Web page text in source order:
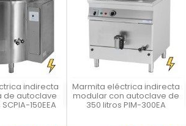
indirecta
de autoclave
150EEA
 Marmita eléctrica indirecta
modular con autoclave de
350 litros PIM-300EA

Vista rápida